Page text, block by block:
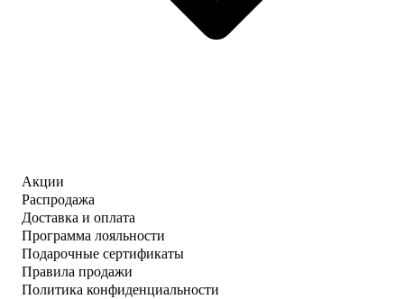
Акции
Распродажа
Доставка и оплата
Программа лояльности
Подарочные сертификаты
Правила продажи
Политика конфиденциальности